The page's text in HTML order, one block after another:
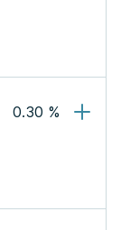
0.30 %